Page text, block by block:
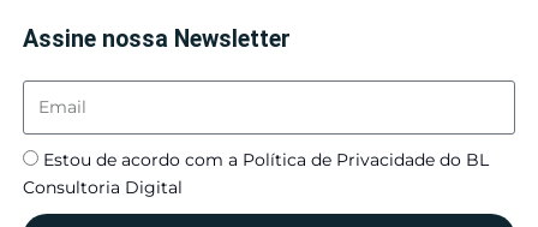
Assine nossa Newsletter
Estou de acordo com a Política de Privacidade do BL
Consultoria Digital